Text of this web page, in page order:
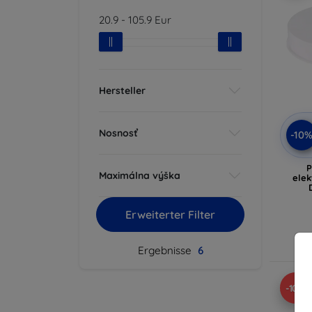
20.9 - 105.9 Eur
Hersteller
Nosnosť
Maximálna výška
Erweiterter Filter
Ergebnisse 6
-10%
-10%